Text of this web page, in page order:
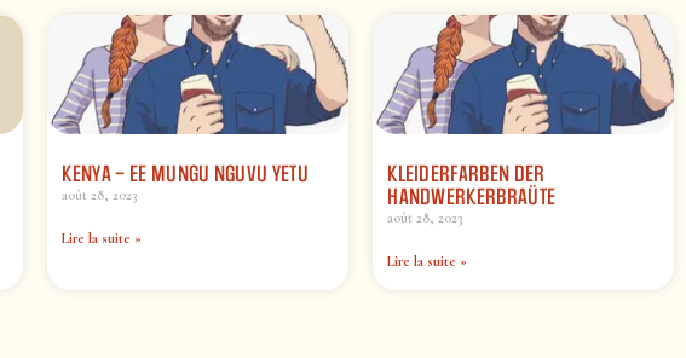
KENYA – EE MUNGU NGUVU YETU
août 28, 2023
Lire la suite »
KLEIDERFARBEN DER
HANDWERKERBRAÜTE
août 28, 2023
Lire la suite »